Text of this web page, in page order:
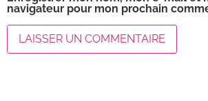
navigateur pour mon prochain